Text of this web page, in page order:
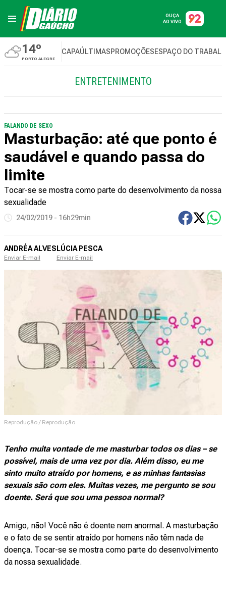
OUÇA
AO VIVO
14º
PORTO ALEGRE
CAPAÚLTIMASPROMOÇÕESESPAÇO DO
ENTRETENIMENTO
FALANDO DE SEXO
Masturbação: até que ponto é
saudável e quando passa do
limite
Tocar-se se mostra como parte do desenvolvimento da nossa
sexualidade
24/02/2019 - 16h29min
ANDRÉA ALVES
Enviar E-mail
LÚCIA PESCA
Enviar E-mail
Reprodução / Reprodução
Tenho muita vontade de me masturbar todos os dias – se
possível, mais de uma vez por dia. Além disso, eu me
sinto muito atraído por homens, e as minhas fantasias
sexuais são com eles. Muitas vezes, me pergunto se sou
doente. Será que sou uma pessoa normal?
Amigo, não! Você não é doente nem anormal. A masturbação
e o fato de se sentir atraído por homens não têm nada de
doença. Tocar-se se mostra como parte do desenvolvimento
da nossa sexualidade.